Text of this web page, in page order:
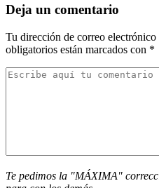
Deja un comentario
Tu dirección de correo electrónico
obligatorios están marcados con *
Te pedimos la "MÁXIMA"